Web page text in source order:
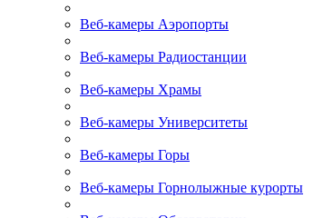
Веб-камеры Аэропорты
Веб-камеры Радиостанции
Веб-камеры Храмы
Веб-камеры Университеты
Веб-камеры Горы
Веб-камеры Горнолыжные курорты